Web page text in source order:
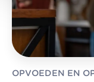
OPVOEDEN EN